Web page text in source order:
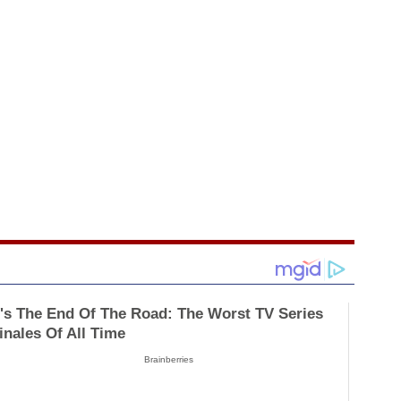
The End Of The Road: The Worst TV Series
Of All Time
Brainberries